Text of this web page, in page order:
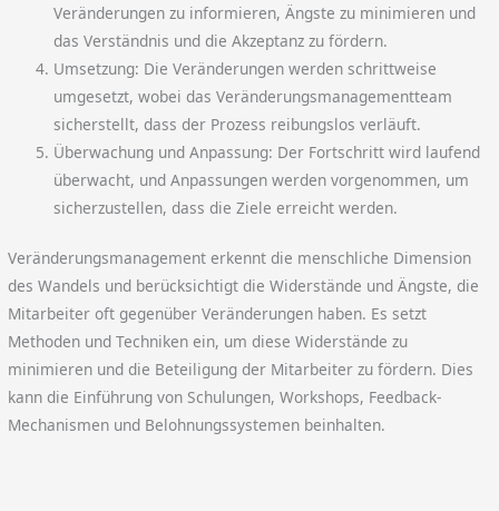
Veränderungen zu informieren, Ängste zu minimieren und
das Verständnis und die Akzeptanz zu fördern.
Umsetzung: Die Veränderungen werden schrittweise
umgesetzt, wobei das Veränderungsmanagementteam
sicherstellt, dass der Prozess reibungslos verläuft.
Überwachung und Anpassung: Der Fortschritt wird laufend
überwacht, und Anpassungen werden vorgenommen, um
sicherzustellen, dass die Ziele erreicht werden.
Veränderungsmanagement erkennt die menschliche Dimension
des Wandels und berücksichtigt die Widerstände und Ängste, die
Mitarbeiter oft gegenüber Veränderungen haben. Es setzt
Methoden und Techniken ein, um diese Widerstände zu
minimieren und die Beteiligung der Mitarbeiter zu fördern. Dies
kann die Einführung von Schulungen, Workshops, Feedback-
Mechanismen und Belohnungssystemen beinhalten.